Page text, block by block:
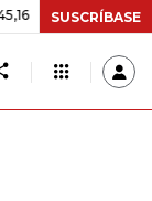
2.295,71 +0,58%
SUSCRÍBASE